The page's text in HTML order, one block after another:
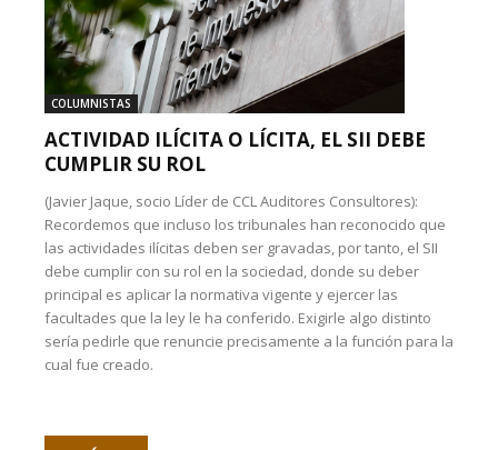
COLUMNISTAS
ACTIVIDAD ILÍCITA O LÍCITA, EL SII DEBE
CUMPLIR SU ROL
(Javier Jaque, socio Líder de CCL Auditores Consultores):
Recordemos que incluso los tribunales han reconocido que
las actividades ilícitas deben ser gravadas, por tanto, el SII
debe cumplir con su rol en la sociedad, donde su deber
principal es aplicar la normativa vigente y ejercer las
facultades que la ley le ha conferido. Exigirle algo distinto
sería pedirle que renuncie precisamente a la función para la
cual fue creado.